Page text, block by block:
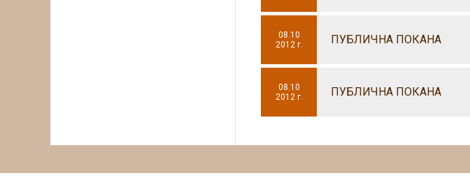
08.10
2012 г.
ПУБЛИЧНА ПОКАНА
08.10
2012 г.
ПУБЛИЧНА ПОКАНА